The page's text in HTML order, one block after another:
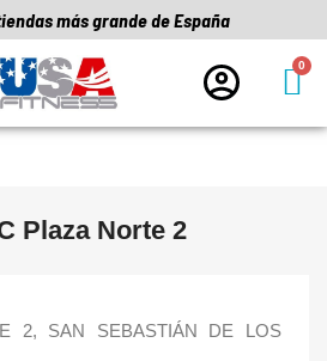
más grande de España
Plaza Norte 2
2, SAN SEBASTIÁN DE LOS